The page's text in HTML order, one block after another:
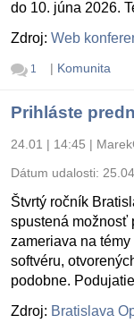
do 10. júna 2026.
Zdroj: Web
1 | Komunita
Prihláste
24.01 | 14:45 |
Dátum udalosti:
Štvrtý ročník
spustená možnosť
zameriava na
softvéru,
podobne.
Zdroj: Bratislava